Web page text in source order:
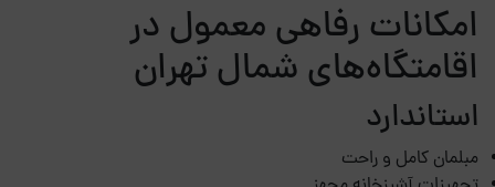
امکانات رفاهی معمول در
اقامتگاه‌های شمال تهران
استاندارد
مبلمان کامل و راحت